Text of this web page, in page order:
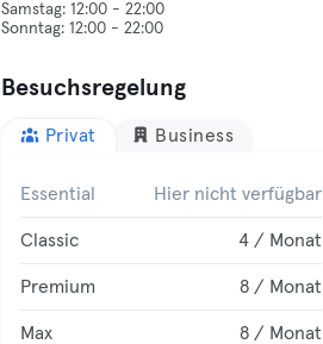
Samstag: 12:00 - 22:00
Besuchsregelung
Privat Business
Essential Hier nicht verfügbar
Classic 4 / Monat
Premium 8 / Monat
Max 8 / Monat